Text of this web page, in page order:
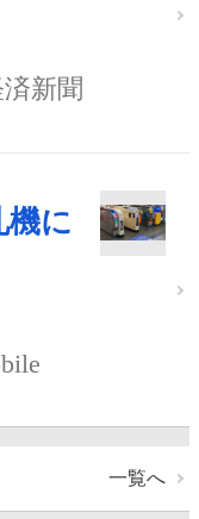
新聞
機に
一覧へ